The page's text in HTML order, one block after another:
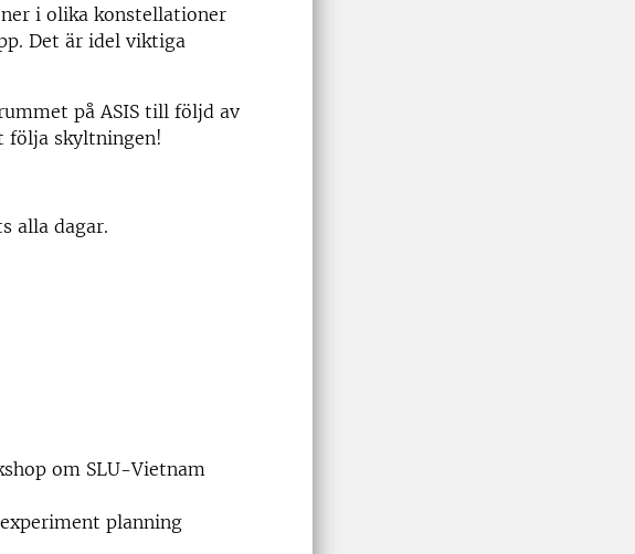
i olika konstellationer
Det är idel viktiga
på ASIS till följd av
följa skyltningen!
alla dagar.
om SLU-Vietnam
planning